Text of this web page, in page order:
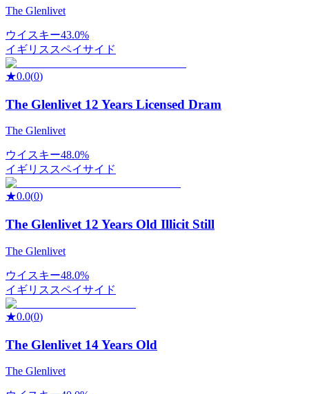
The Glenlivet
ウイスキー43.0%
イギリス スペイサイド
★0.0(0)
The Glenlivet 12 Years Licensed Dram
The Glenlivet
ウイスキー48.0%
イギリススペイサイド
★0.0(0)
The Glenlivet 12 Years Old Illicit Still
The Glenlivet
ウイスキー48.0%
イギリス スペイサイド
★0.0(0)
The Glenlivet 14 Years Old
The Glenlivet